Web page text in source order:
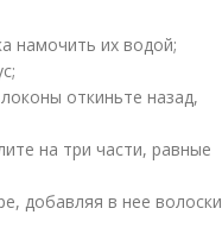
намочить их водой;
откиньте назад,
на три части, равные
добавляя в нее волоски